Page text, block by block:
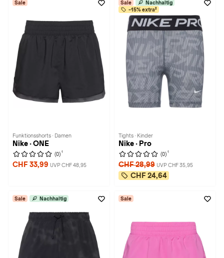
Sale
Funktionsshorts · Damen
Nike · ONE
(0) 1
CHF 33,99 UVP CHF 48,95
Sale
Nachhaltig
-15% extra²
Tights · Kinder
Nike · Pro
(0) 1
CHF 28,99 UVP CHF 35,95
CHF 24,64
Sale Nachhaltig Sale